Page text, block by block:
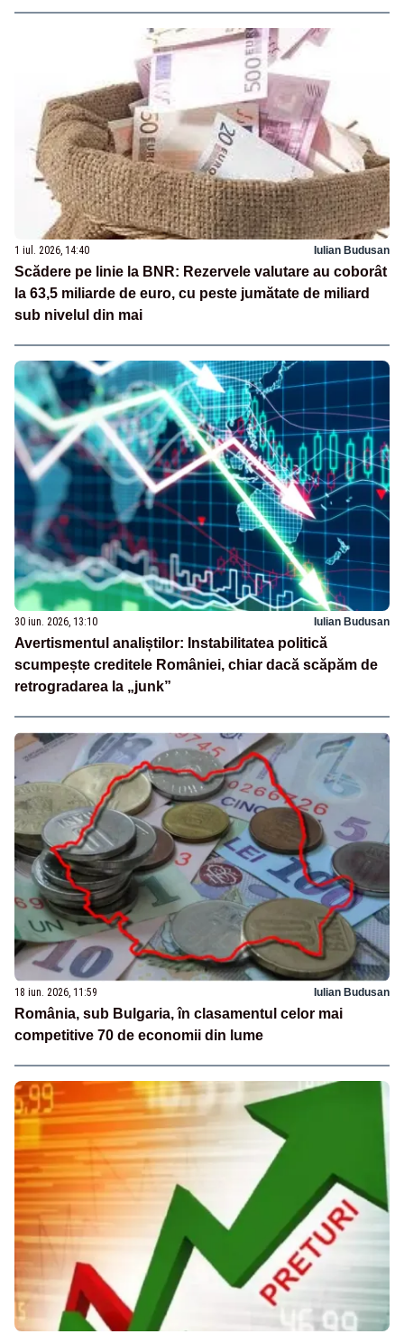
1 iul. 2026, 14:40 Iulian Budusan
Scădere pe linie la BNR: Rezervele valutare au coborât
la 63,5 miliarde de euro, cu peste jumătate de miliard
sub nivelul din mai
30 iun. 2026, 13:10 Iulian Budusan
Avertismentul analiștilor: Instabilitatea politică
scumpește creditele României, chiar dacă scăpăm de
retrogradarea la „junk”
18 iun. 2026, 11:59 Iulian Budusan
România, sub Bulgaria, în clasamentul celor mai
competitive 70 de economii din lume